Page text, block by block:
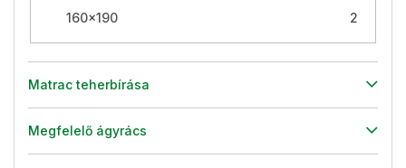
160x190 2
Matrac teherbírása
Megfelelő ágyrács